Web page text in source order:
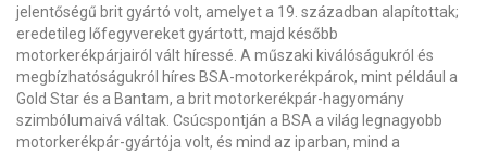
jelentőségű brit gyártó volt, amelyet a 19. században alapítottak;
eredetileg lőfegyvereket gyártott, majd később
motorkerékpárjairól vált híressé. A műszaki kiválóságukról és
megbízhatóságukról híres BSA-motorkerékpárok, mint például a
Gold Star és a Bantam, a brit motorkerékpár-hagyomány
szimbólumaivá váltak. Csúcspontján a BSA a világ legnagyobb
motorkerékpár-gyártója volt, és mind az iparban, mind a